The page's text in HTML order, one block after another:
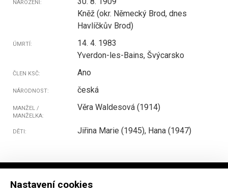
Nastavení cookies
NAROZENÍ:
Kněž (okr. Německý Brod, dnes
Havlíčkův Brod)
ÚMRTÍ:
14. 4. 1983
Yverdon-les-Bains, Švýcarsko
ČLEN KSČ: Ano
NÁRODNOST: česká
MANŽEL /
MANŽELKA:
Věra Waldesová (1914)
DĚTI: Jiřina Marie (1945), Hana (1947)